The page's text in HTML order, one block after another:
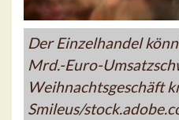
Der Einzelhandel
Mrd.-Euro-
Weihnachtsgeschäft
Smileus/